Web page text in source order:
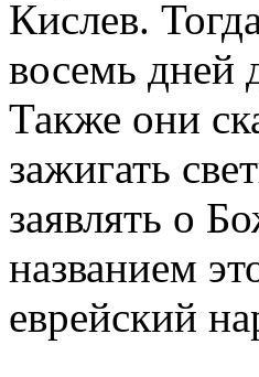
Кислев.
восемь дней
Также они
зажигать
заявлять о
названием
еврейский